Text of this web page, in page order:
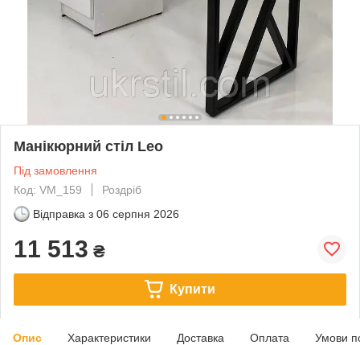
Манікюрний стіл Leo
Під замовлення
Код: VM_159
Роздріб
Відправка з 06 серпня 2026
11 513 ₴
Купити
Опис Характеристики Доставка Оплата Умови